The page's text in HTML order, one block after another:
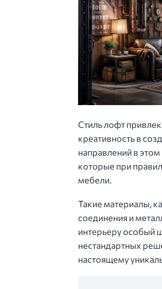
Стиль лофт
креативность в
направлений в
которые при
мебели.
Такие материалы,
соединения и
интерьеру особый
нестандартных
настоящему